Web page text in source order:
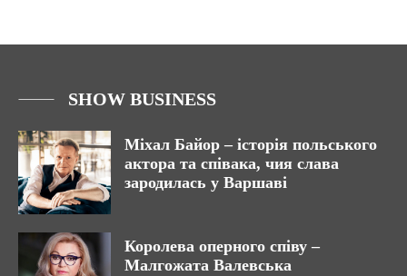
SHOW BUSINESS
Міхал Байор – історія польського
актора та співака, чия слава
зародилась у Варшаві
Королева оперного співу –
Малгожата Валевська